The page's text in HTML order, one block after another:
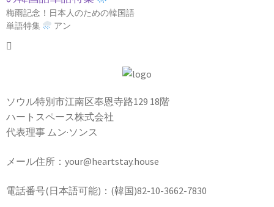
梅雨記念！日本人のための韓国語
単語特集
アン
ソウル特別市江南区奉恩寺路129 18階
ハートスペース株式会社
代表理事 ムン·ソンス
メール住所：your@heartstay.house
電話番号(日本語可能)：(韓国)82-10-3662-7830